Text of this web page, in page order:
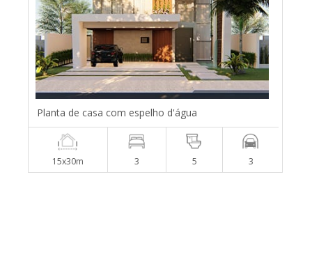
Planta de casa com espelho d'água
15x30m 3 5 3